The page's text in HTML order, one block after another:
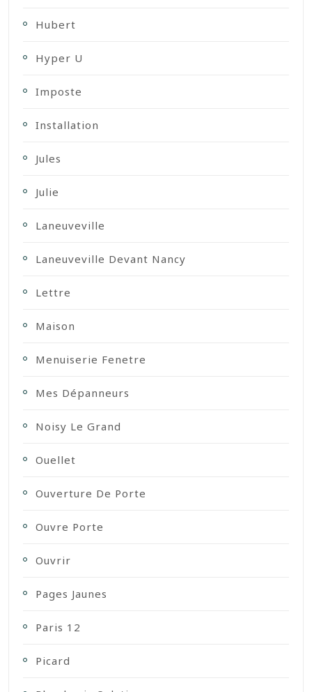
Hubert
Hyper U
Imposte
Installation
Jules
Julie
Laneuveville
Laneuveville Devant Nancy
Lettre
Maison
Menuiserie Fenetre
Mes Dépanneurs
Noisy Le Grand
Ouellet
Ouverture De Porte
Ouvre Porte
Ouvrir
Pages Jaunes
Paris 12
Picard